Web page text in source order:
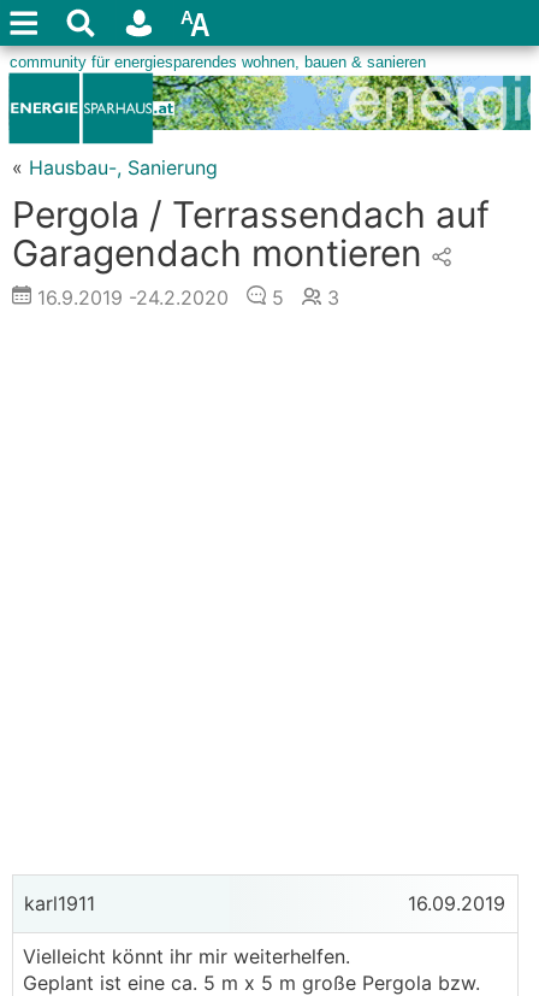
« Hausbau-, Sanierung
Pergola / Terrassendach auf
Garagendach montieren
16.9.2019 -24.2.2020 5 3
karl1911 16.09.2019
Vielleicht könnt ihr mir weiterhelfen.
Geplant ist eine ca. 5 m x 5 m große Pergola bzw.